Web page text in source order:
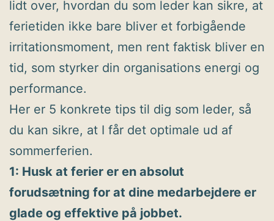
lidt over, hvordan du som leder kan sikre, at
ferietiden ikke bare bliver et forbigående
irritationsmoment, men rent faktisk bliver en
tid, som styrker din organisations energi og
performance.
Her er 5 konkrete tips til dig som leder, så
du kan sikre, at I får det optimale ud af
sommerferien.
1: Husk at ferier er en absolut
forudsætning for at dine medarbejdere er
glade og effektive på jobbet.